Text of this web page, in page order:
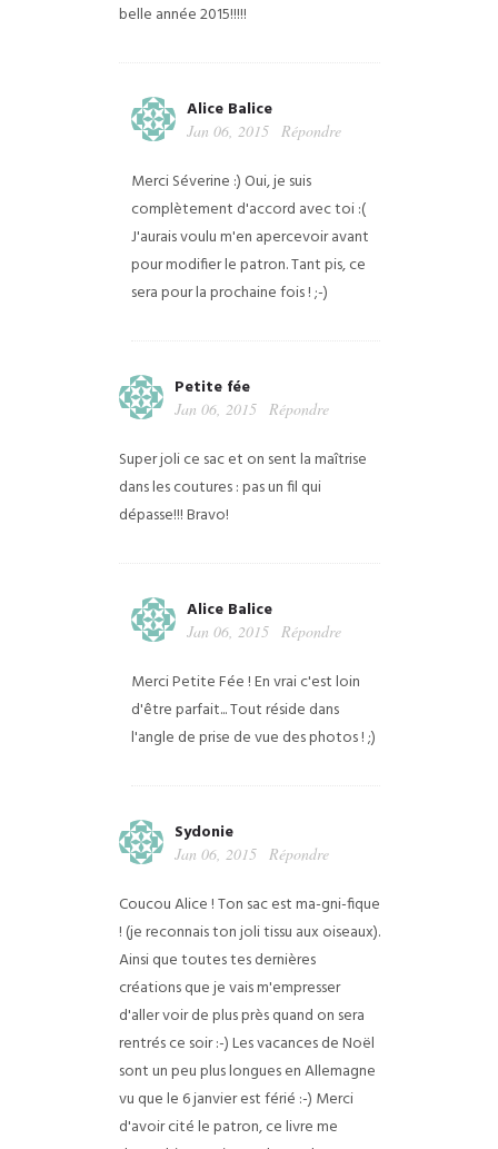
belle année 2015!!!!!
Alice Balice
Jan 06, 2015 Répondre
Merci Séverine :) Oui, je suis
complètement d'accord avec toi :(
J'aurais voulu m'en apercevoir avant
pour modifier le patron. Tant pis, ce
sera pour la prochaine fois ! ;-)
Petite fée
Jan 06, 2015 Répondre
Super joli ce sac et on sent la maîtrise
dans les coutures : pas un fil qui
dépasse!!!Bravo!
Alice Balice
Jan 06, 2015 Répondre
Merci Petite Fée ! En vrai c'est loin
d'être parfait... Tout réside dans
l'angle de prise de vue des photos ! ;)
Sydonie
Jan 06, 2015 Répondre
Coucou Alice ! Ton sac est ma-gni-fique
! (je reconnais ton joli tissu aux oiseaux).
Ainsi que toutes tes dernières
créations que je vais m'empresser
d'aller voir de plus près quand on sera
rentrés ce soir :-) Les vacances de Noël
sont un peu plus longues en Allemagne
vu que le 6 janvier est férié :-) Merci
d'avoir cité le patron, ce livre me